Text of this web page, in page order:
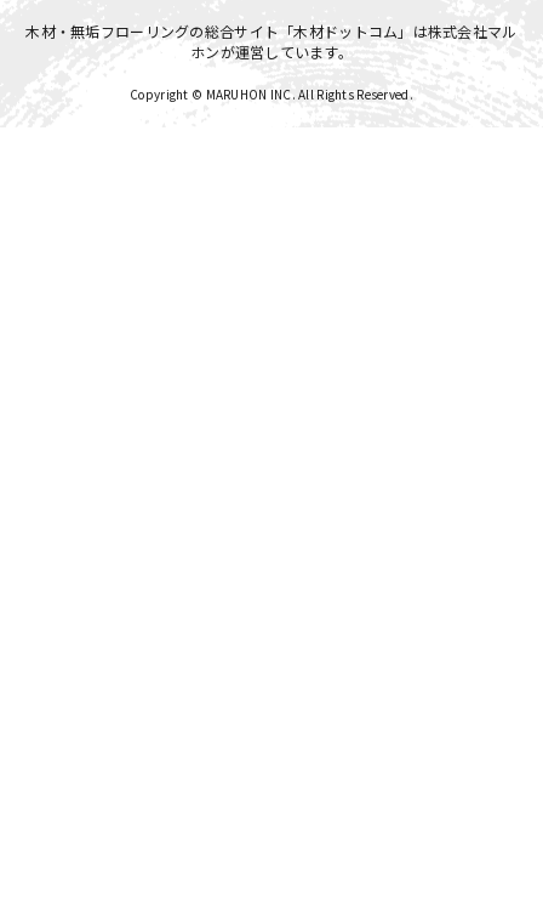
木材・無垢フローリングの総合サイト「木材ドットコム」は株式会社マル
ホンが運営しています。
Copyright © MARUHON INC. All Rights Reserved.